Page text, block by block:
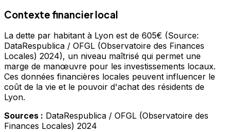
Contexte financier local
La dette par habitant à Lyon est de 605€ (Source:
DataRespublica / OFGL (Observatoire des Finances
Locales) 2024), un niveau maîtrisé qui permet une
marge de manœuvre pour les investissements locaux.
Ces données financières locales peuvent influencer le
coût de la vie et le pouvoir d'achat des résidents de
Lyon.
Sources : DataRespublica / OFGL (Observatoire des
Finances Locales) 2024